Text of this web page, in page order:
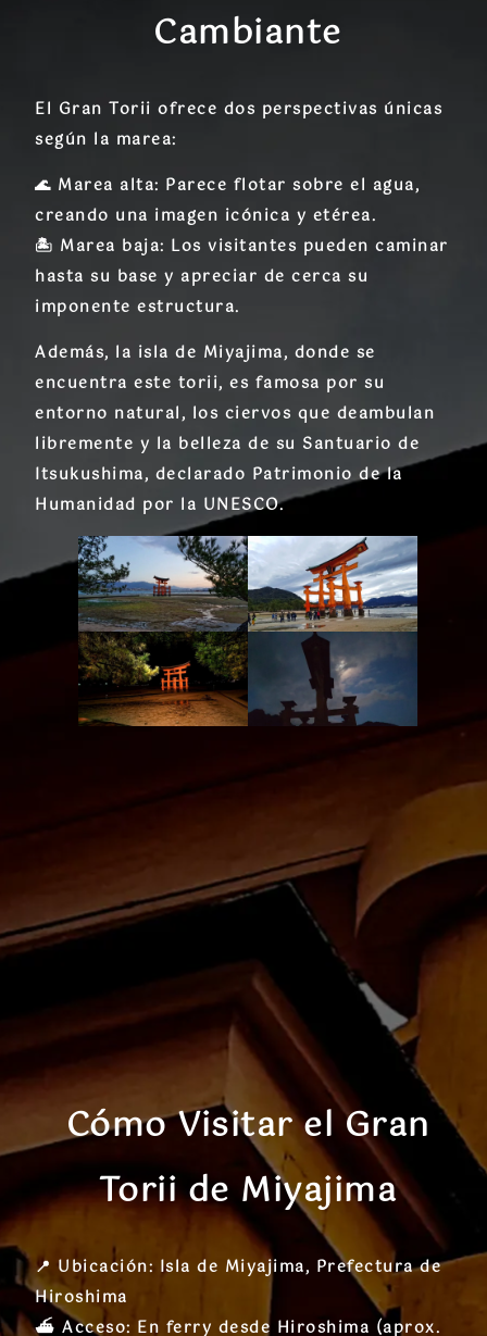
Cambiante
El Gran Torii ofrece dos perspectivas únicas
según la marea:
🌊 Marea alta: Parece flotar sobre el agua,
creando una imagen icónica y etérea.
🏝️ Marea baja: Los visitantes pueden caminar
hasta su base y apreciar de cerca su
imponente estructura.
Además, la isla de Miyajima, donde se
encuentra este torii, es famosa por su
entorno natural, los ciervos que deambulan
libremente y la belleza de su Santuario de
Itsukushima, declarado Patrimonio de la
Humanidad por la UNESCO.
Cómo Visitar el Gran
Torii de Miyajima
📍 Ubicación: Isla de Miyajima, Prefectura de
Hiroshima
⛴️ Acceso: En ferry desde Hiroshima (aprox.